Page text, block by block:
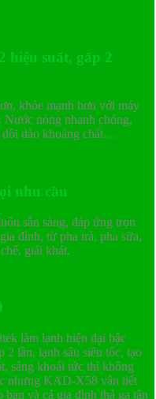
hiệu suất, gấp 2
khỏe mạnh hơn với máy
nóng nhanh chóng,
dồi dào khoáng chất…
nhu cầu
sẵn sàng, đáp ứng trọn
đình, từ pha trà, pha sữa,
giải khát.
làm lạnh hiện đại bậc
2 lần, lạnh sâu siêu tốc, tạo
sảng khoái tức thì không
nhưng KAD-X58 vẫn tiết
và cả gia đình thả ga tận